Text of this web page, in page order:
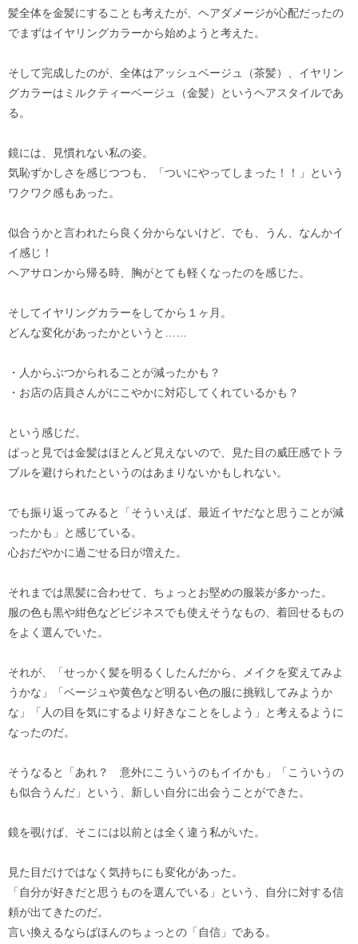
髪全体を金髪にすることも考えたが、ヘアダメージが心配だったの
でまずはイヤリングカラーから始めようと考えた。
そして完成したのが、全体はアッシュベージュ（茶髪）、イヤリン
グカラーはミルクティーベージュ（金髪）というヘアスタイルであ
る。
鏡には、見慣れない私の姿。
気恥ずかしさを感じつつも、「ついにやってしまった！！」という
ワクワク感もあった。
似合うかと言われたら良く分からないけど、でも、うん、なんかイ
イ感じ！
ヘアサロンから帰る時、胸がとても軽くなったのを感じた。
そしてイヤリングカラーをしてから１ヶ月。
どんな変化があったかというと……
・人からぶつかられることが減ったかも？
・お店の店員さんがにこやかに対応してくれているかも？
という感じだ。
ぱっと見では金髪はほとんど見えないので、見た目の威圧感でトラ
ブルを避けられたというのはあまりないかもしれない。
でも振り返ってみると「そういえば、最近イヤだなと思うことが減
ったかも」と感じている。
心おだやかに過ごせる日が増えた。
それまでは黒髪に合わせて、ちょっとお堅めの服装が多かった。
服の色も黒や紺色などビジネスでも使えそうなもの、着回せるもの
をよく選んでいた。
それが、「せっかく髪を明るくしたんだから、メイクを変えてみよ
うかな」「ベージュや黄色など明るい色の服に挑戦してみようか
な」「人の目を気にするより好きなことをしよう」と考えるように
なったのだ。
そうなると「あれ？ 意外にこういうのもイイかも」「こういうの
も似合うんだ」という、新しい自分に出会うことができた。
鏡を覗けば、そこには以前とは全く違う私がいた。
見た目だけではなく気持ちにも変化があった。
「自分が好きだと思うものを選んでいる」という、自分に対する信
頼が出てきたのだ。
言い換えるならばほんのちょっとの「自信」である。